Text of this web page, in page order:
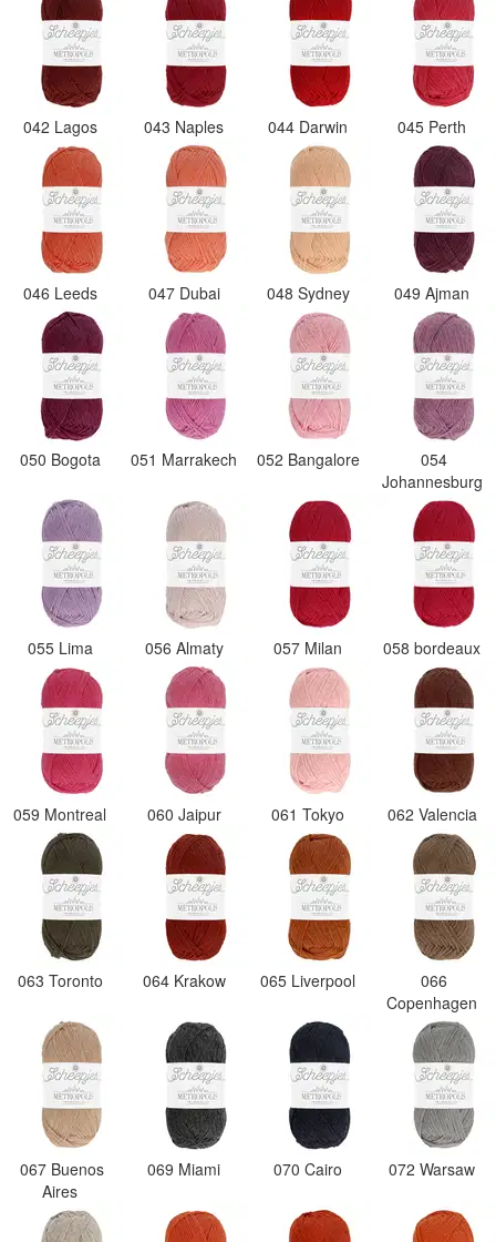
042 Lagos 043 Naples 044 Darwin 045 Perth
046 Leeds 047 Dubai 048 Sydney 049 Ajman
050 Bogota 051 Marrakech 052 Bangalore
054
Johannesburg
055 Lima 056 Almaty 057 Milan 058 bordeaux
059 Montreal 060 Jaipur 061 Tokyo 062 Valencia
063 Toronto 064 Krakow 065 Liverpool
066
Copenhagen
067 Buenos
Aires
069 Miami 070 Cairo 072 Warsaw